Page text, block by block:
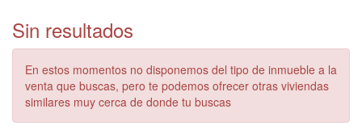
Sin resultados
En estos momentos no disponemos del tipo de inmueble a la
venta que buscas, pero te podemos ofrecer otras viviendas
similares muy cerca de donde tu buscas